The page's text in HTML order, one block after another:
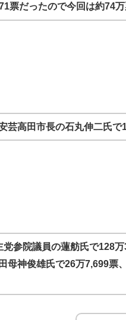
票だったので今回は約74万
芸高田市長の石丸伸二氏で
党参院議員の蓮舫氏で128
母神俊雄氏で26万7,699票